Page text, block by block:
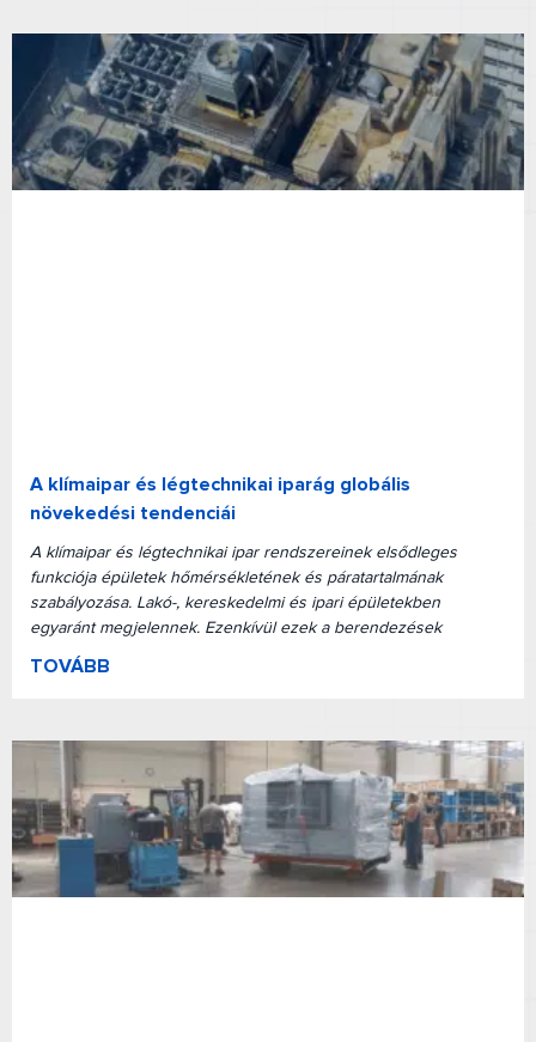
A klímaipar és légtechnikai iparág globális
növekedési tendenciái
A klímaipar és légtechnikai ipar rendszereinek elsődleges
funkciója épületek hőmérsékletének és páratartalmának
szabályozása. Lakó-, kereskedelmi és ipari épületekben
egyaránt megjelennek. Ezenkívül ezek a berendezések
TOVÁBB